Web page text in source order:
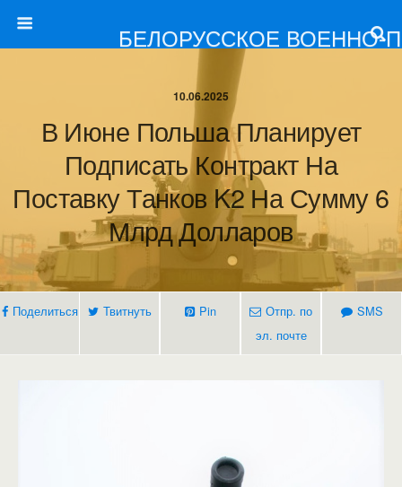
БЕЛОРУССКОЕ ВОЕННО-
10.06.2025
В Июне Польша Планирует
Подписать Контракт На
Поставку Танков K2 На Сумму 6
Млрд Долларов
Поделиться Твитнуть Pin
Отпр. по
эл. почте
SMS